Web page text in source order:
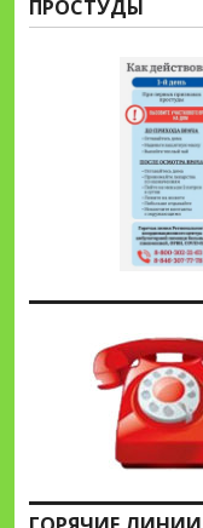
ПРОСТУДЫ